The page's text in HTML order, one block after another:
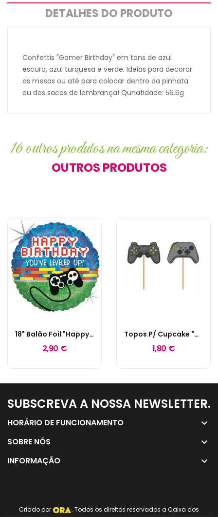
DETALHES DO PRODUTO
Confettis "Gamer Birthday" em tons de azul
escuro, azul turquesa e verde. Ideias para decorar
as mesas ou até para colocar dentro da pinhata
ou dos sacos de lembrança! Qunatidade: 56.6g
16 outros produtos na mesma categoria:
OUTROS PRODUTOS
18" Balão Foil "Happy Birthday - You've Leveled...
2,90 €
Topos P/ Cupcake "Gaming"
1,80 €
SUBSCREVA A NOSSA NEWSLETTER.
keyboard_arrow_down
HORÁRIO DE FUNCIONAMENTO keyboard_arrow_down
SOBRE NÓS keyboard_arrow_down
INFORMAÇÃO keyboard_arrow_down
Criado por . Todos os direitos reservados a Caixa dos